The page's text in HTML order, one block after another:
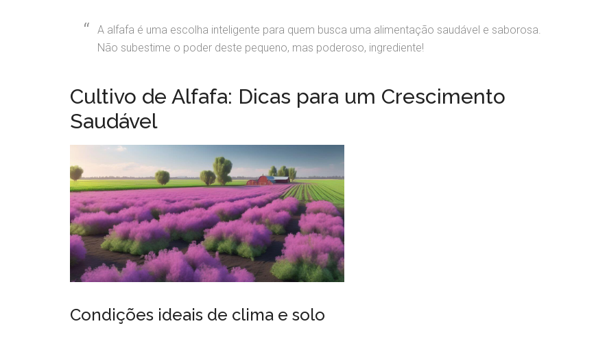
A alfafa é uma escolha inteligente para quem busca uma alimentação saudável e saborosa.
Não subestime o poder deste pequeno, mas poderoso, ingrediente!
Cultivo de Alfafa: Dicas para um Crescimento
Saudável
Condições ideais de clima e solo